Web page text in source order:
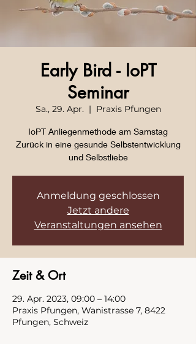
Early Bird - IoPT
Seminar
Sa., 29. Apr.
  |
Praxis Pfungen
IoPT Anliegenmethode am Samstag
Zurück in eine gesunde Selbstentwicklung
und Selbstliebe
Anmeldung geschlossen
Jetzt andere
Veranstaltungen ansehen
Zeit & Ort
29. Apr. 2023, 09:00 – 14:00
Praxis Pfungen, Wanistrasse 7, 8422
Pfungen, Schweiz